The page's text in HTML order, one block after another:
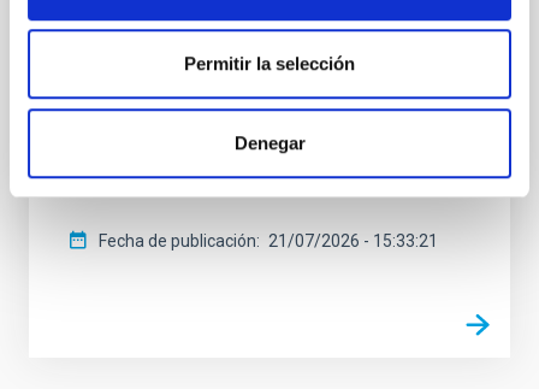
Permitir la selección
Denegar
estudio de los asteroides primitivos. La científica
pasa así a formar parte del grupo de investigadores e
asteroide que lleva su nombre. La investigadora
postdoctoral del Instituto de Astrofísica de Canarias
Fecha de publicación 21/07/2026 - 15:33:21